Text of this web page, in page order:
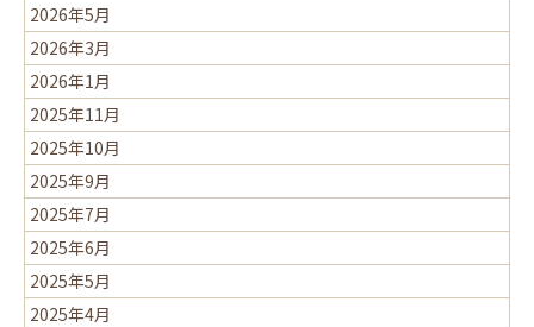
2026年5月
2026年3月
2026年1月
2025年11月
2025年10月
2025年9月
2025年7月
2025年6月
2025年5月
2025年4月